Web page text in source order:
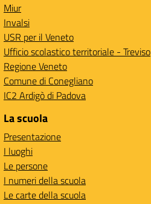
Miur
Invalsi
USR per il Veneto
Ufficio scolastico territoriale - Treviso
Regione Veneto
Comune di Conegliano
IC2 Ardigò di Padova
La scuola
Presentazione
I luoghi
Le persone
I numeri della scuola
Le carte della scuola